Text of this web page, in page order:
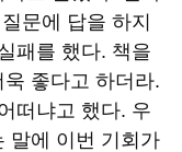
문에 답을 하지
패를 했다. 책을
좋다고 하더라.
떠냐고 했다. 우
말에 이번 기회가